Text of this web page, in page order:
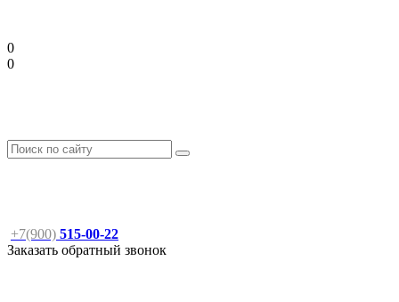
0
0
+7(900) 515-00-22
Заказать обратный звонок